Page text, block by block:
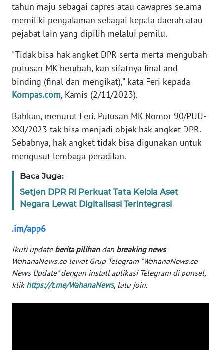
tahun maju sebagai capres atau cawapres selama
memiliki pengalaman sebagai kepala daerah atau
pejabat lain yang dipilih melalui pemilu.
"Tidak bisa hak angket DPR serta merta mengubah
putusan MK berubah, kan sifatnya final and
binding (final dan mengikat),” kata Feri kepada
Kompas.com, Kamis (2/11/2023).
Bahkan, menurut Feri, Putusan MK Nomor 90/PUU-
XXI/2023 tak bisa menjadi objek hak angket DPR.
Sebabnya, hak angket tidak bisa digunakan untuk
mengusut lembaga peradilan.
Baca Juga:
Setjen DPR RI Perkuat Tata Kelola Aset
Negara Lewat Digitalisasi Terintegrasi
.im/app6
Ikuti update berita pilihandan breaking news
WahanaNews.co lewat Grup Telegram "WahanaNews.co
News Update" dengan install aplikasi Telegram di ponsel,
klik https://t.me/WahanaNews, lalu join.
KARIR
DISCLAIMER
News
Regional
SUMUT
WN
JAKARTA
WN
JABAR
BANTEN
WN
NTT
WN